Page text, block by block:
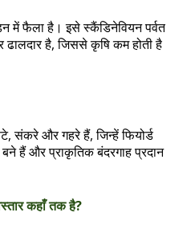
में फैला है। इसे स्कैंडिनेवियन पर्वत
है, जिससे कृषि कम होती है
संकरे और गहरे हैं, जिन्हें फियोर्ड
हैं और प्राकृतिक बंदरगाह प्रदान
कहाँ तक है?